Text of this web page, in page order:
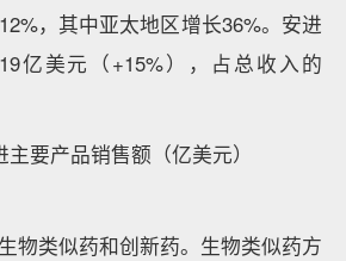
，其中亚太地区增长36%。安进
亿美元（+15%），占总收入的
要产品销售额（亿美元）
物类似药和创新药。生物类似药方